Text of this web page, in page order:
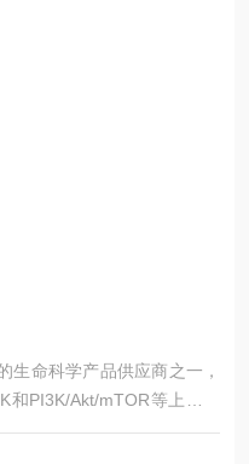
生命科学产品供应商之一，
PI3K/Akt/mTOR等上百个